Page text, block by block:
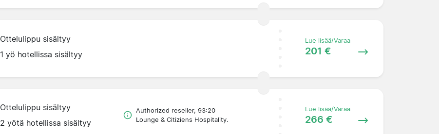
Ottelulippu sisältyy
1 yö hotellissa sisältyy
Lue lisää/Varaa
201 €
Ottelulippu sisältyy
2 yötä hotellissa sisältyy
Authorized reseller, 93:20
Lounge & Citiziens Hospitality.
Lue lisää/Varaa
266 €